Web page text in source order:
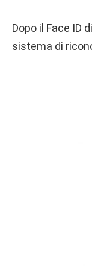
Dopo il Face ID
sistema di